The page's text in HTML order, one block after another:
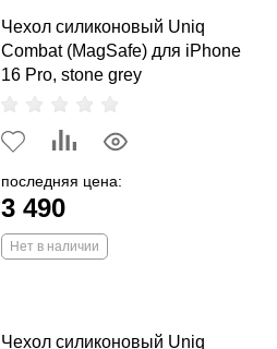
Чехол силиконовый Uniq
Combat (MagSafe) для iPhone
16 Pro, stone grey
последняя цена:
3 490
Нет в наличии
Чехол силиконовый Uniq